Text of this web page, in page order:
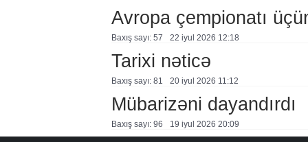
Avropa çempionatı
Baxış sayı: 57 22 i̇yul 2026 12:18
Tarixi nəticə
Baxış sayı: 81 20 i̇yul 2026 11:12
Mübarizəni dayandırdı
Baxış sayı: 96 19 i̇yul 2026 20:09